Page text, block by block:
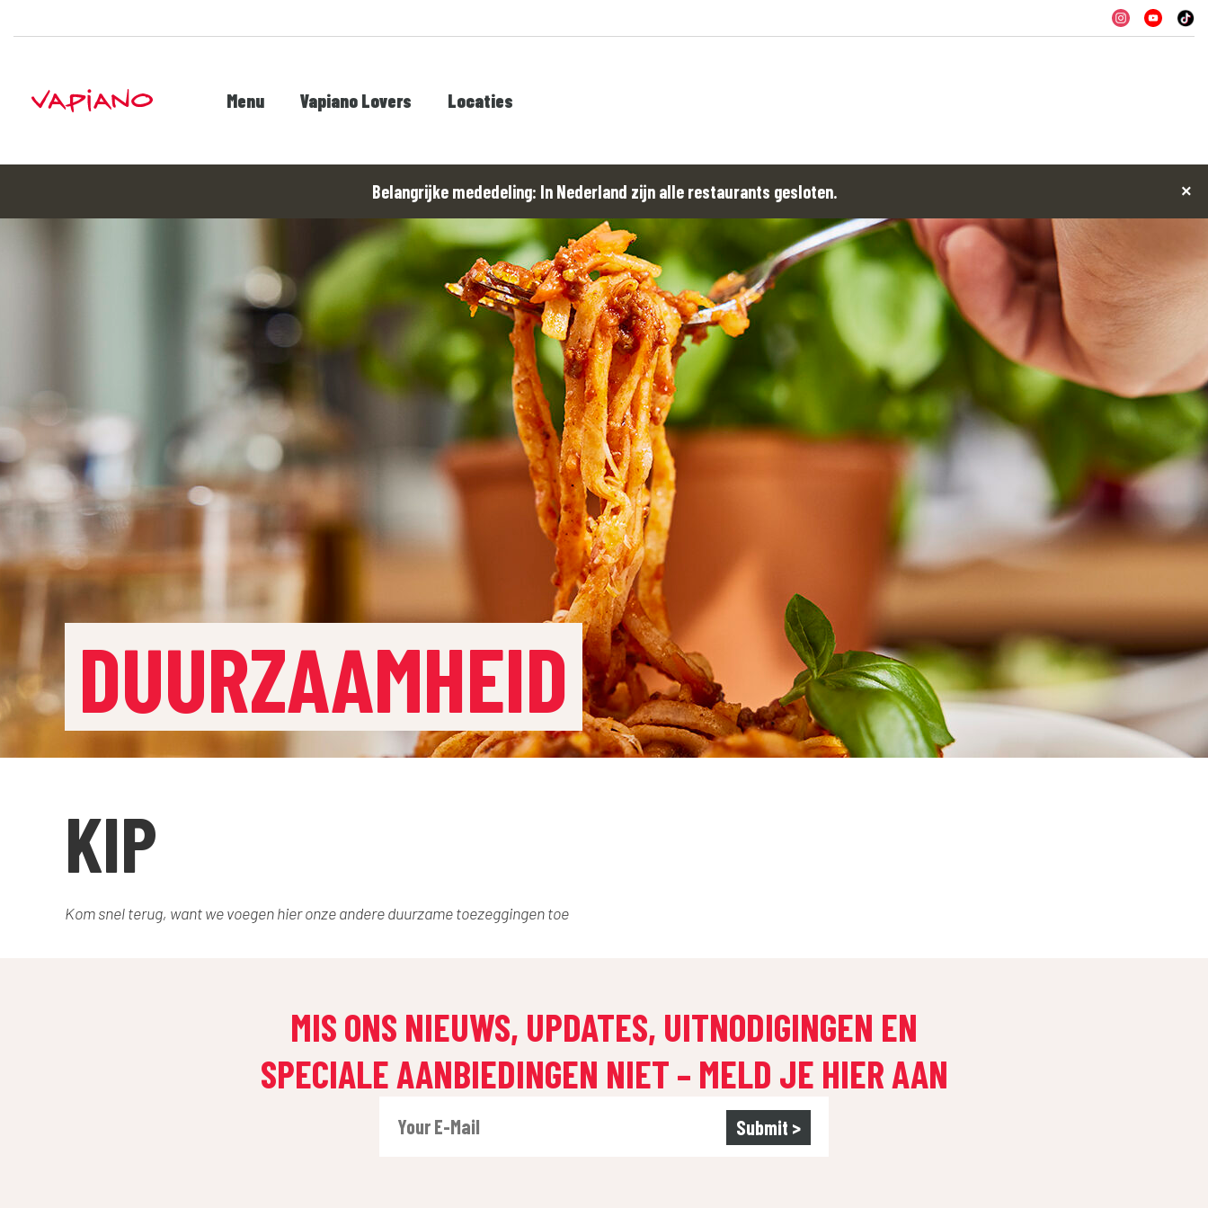
Menu Vapiano Lovers Locaties
Belangrijke mededeling: In Nederland zijn alle restaurants gesloten. ×
DUURZAAMHEID
KIP
Kom snel terug, want we voegen hier onze andere duurzame toezeggingen toe
MIS ONS NIEUWS, UPDATES, UITNODIGINGEN EN
SPECIALE AANBIEDINGEN NIET – MELD JE HIER AAN